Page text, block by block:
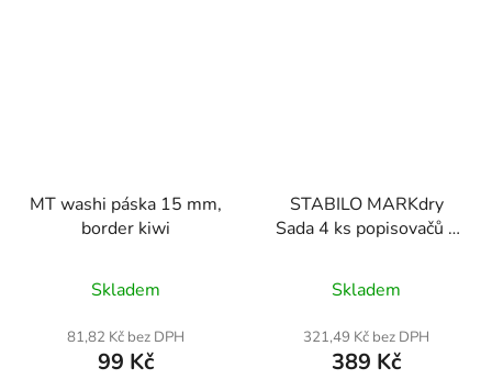
MT washi páska 15 mm,
border kiwi
Skladem
81,82 Kč bez DPH
99 Kč
STABILO MARKdry
Sada 4 ks popisovačů s
Skladem
321,49 Kč bez DPH
389 Kč